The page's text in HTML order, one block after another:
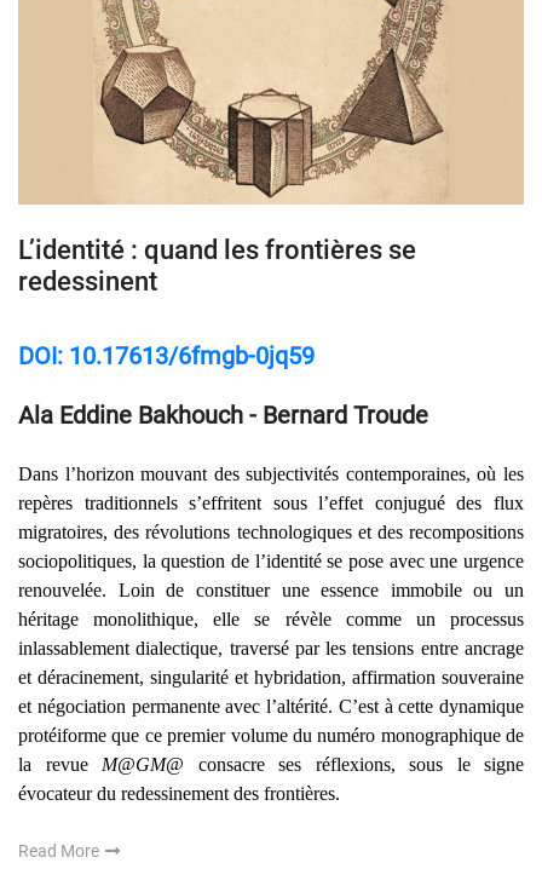
L’identité : quand les frontières se
redessinent
DOI: 10.17613/6fmgb-0jq59
Ala Eddine Bakhouch - Bernard Troude
Dans l’horizon mouvant des subjectivités contemporaines, où les
repères traditionnels s’effritent sous l’effet conjugué des flux
migratoires, des révolutions technologiques et des recompositions
sociopolitiques, la question de l’identité se pose avec une urgence
renouvelée. Loin de constituer une essence immobile ou un
héritage monolithique, elle se révèle comme un processus
inlassablement dialectique, traversé par les tensions entre ancrage
et déracinement, singularité et hybridation, affirmation souveraine
et négociation permanente avec l’altérité. C’est à cette dynamique
protéiforme que ce premier volume du numéro monographique de
la revue M@GM@ consacre ses réflexions, sous le signe
évocateur du redessinement des frontières.
Read More